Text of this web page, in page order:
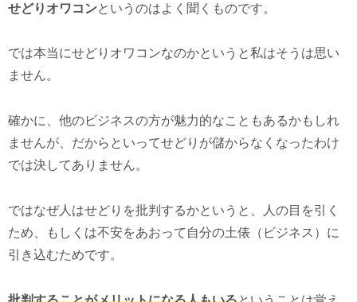
せどりオワコンというのはよく聞くものです。
では本当にせどりオワコンなのかというと私はそうは思い
ません。
確かに、他のビジネスの方が魅力的なこともあるかもしれ
ませんが、だからといってせどりが儲からなくなったわけ
では決してありません。
ではなぜ人はせどりを批判するかというと、人の目を引く
ため、もしくは不安をあおって自分の土俵（ビジネス）に
引き込むためです。